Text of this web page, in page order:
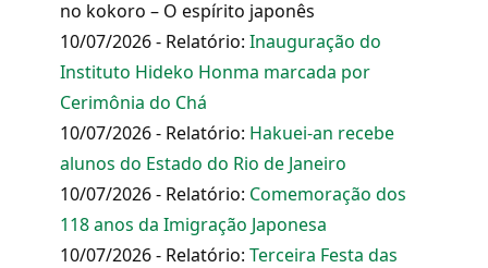
no kokoro – O espírito japonês
10/07/2026 - Relatório: Inauguração do
Instituto Hideko Honma marcada por
Cerimônia do Chá
10/07/2026 - Relatório: Hakuei-an recebe
alunos do Estado do Rio de Janeiro
10/07/2026 - Relatório: Comemoração dos
118 anos da Imigração Japonesa
10/07/2026 - Relatório: Terceira Festa das